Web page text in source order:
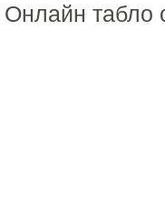
Онлайн табло